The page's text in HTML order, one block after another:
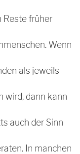
Reste früher
Wenn
als jeweils
wird, dann kann
auch der Sinn
In manchen